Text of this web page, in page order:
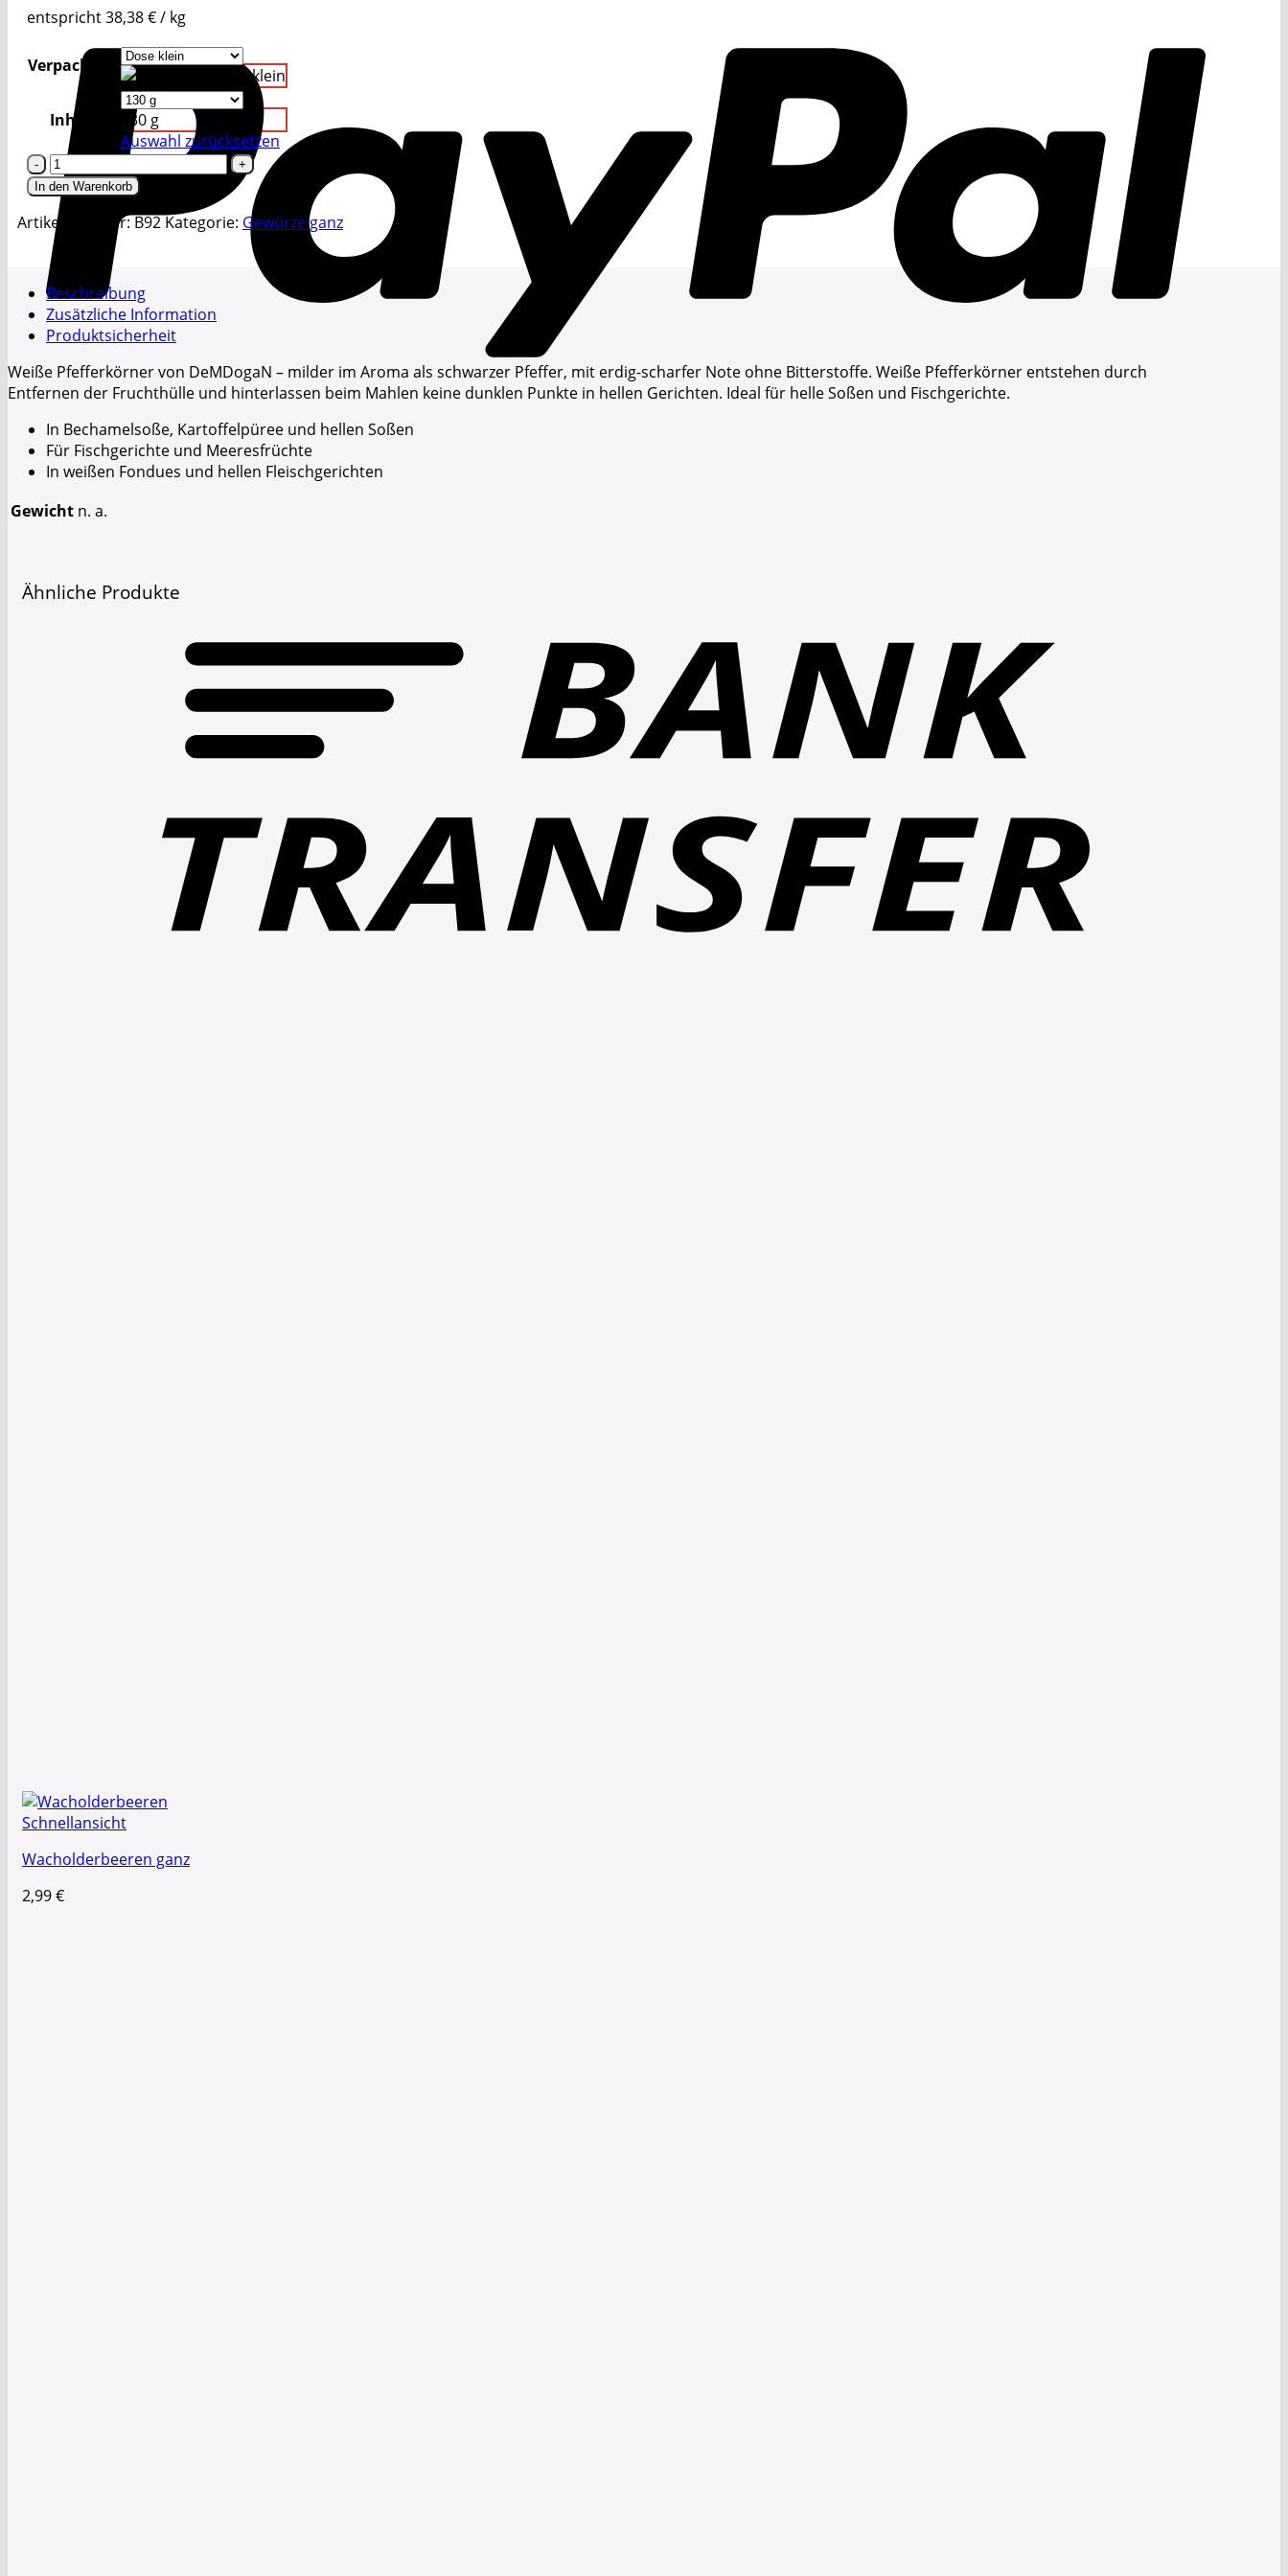
entspricht38,38€/ kg
Verpackung Dose klein
Inhalt
130 g
Auswahl zurücksetzen
Pfeffer
weiß,
ganz
Menge
In den Warenkorb
Artikelnummer:B92Kategorie: Gewürze ganz
Beschreibung
Zusätzliche Information
Produktsicherheit
Weiße Pfefferkörner von DeMDogaN – milder im Aroma als schwarzer Pfeffer, mit erdig-scharfer Note ohne Bitterstoffe. Weiße Pfefferkörner entstehen durch
Entfernen der Fruchthülle und hinterlassen beim Mahlen keine dunklen Punkte in hellen Gerichten. Ideal für helle Soßen und Fischgerichte.
In Bechamelsoße, Kartoffelpüree und hellen Soßen
Für Fischgerichte und Meeresfrüchte
In weißen Fondues und hellen Fleischgerichten
Gewicht n. a.
Ähnliche Produkte
Schnellansicht
Wacholderbeeren ganz
2,99€